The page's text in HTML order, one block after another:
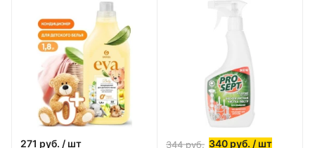
271 руб. / шт
344руб. 340 руб. / шт